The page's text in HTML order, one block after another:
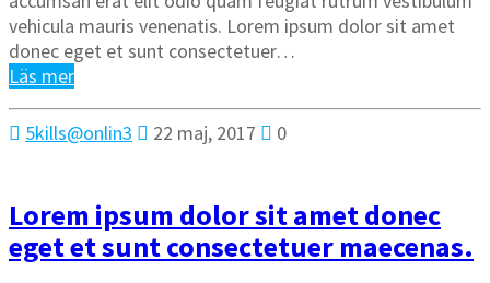
vehicula mauris venenatis. Lorem ipsum dolor sit amet
donec eget et sunt consectetuer…
Läs mer
5kills@onlin3 22 maj, 2017 0
Lorem ipsum dolor sit amet donec
eget et sunt consectetuer maecenas.